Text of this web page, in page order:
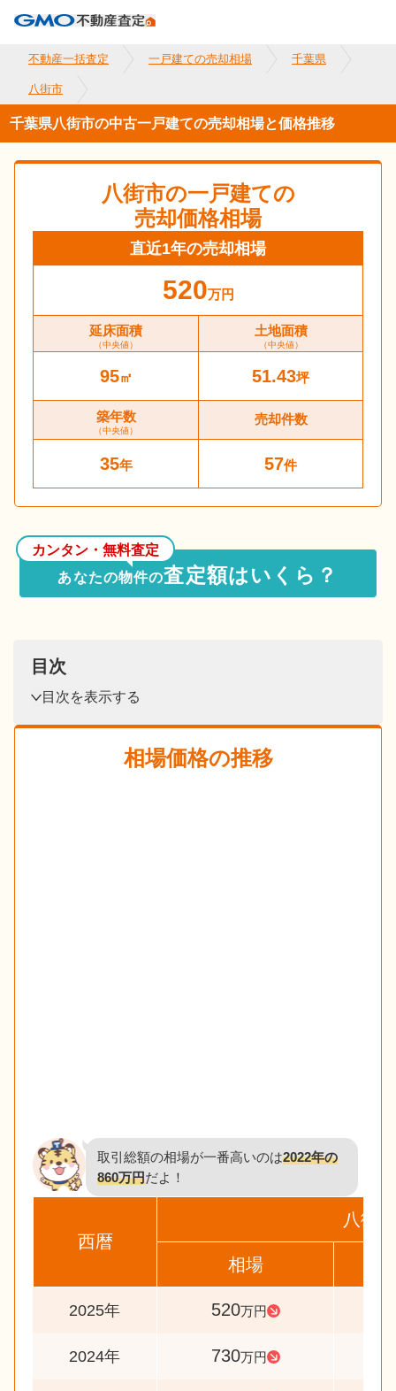
不動産一括査定 一戸建ての売却相場 千葉県
八街市
千葉県八街市の中古一戸建ての売却相場と価格推移
八街市の一戸建ての
売却価格相場
直近1年の売却相場
520万円
延床面積
（中央値）
土地面積
（中央値）
95㎡ 51.43坪
築年数
（中央値）
売却件数
35年 57件
カンタン・無料査定
あなたの物件の査定額はいくら？
目次
目次を表示する
相場価格の推移
取引総額の相場が一番高いのは2022年の
860万円だよ！
西暦
八街市
相場
2025年 520万円
2024年 730万円